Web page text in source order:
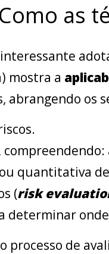
Como as
mostra a
abrangendo os
quantitativa
(risk
determinar
processo de